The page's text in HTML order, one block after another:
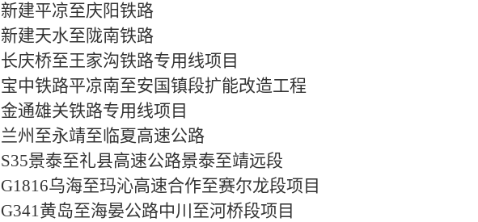
新建平凉至庆阳铁路
新建天水至陇南铁路
长庆桥至王家沟铁路专用线项目
宝中铁路平凉南至安国镇段扩能改造工程
金通雄关铁路专用线项目
兰州至永靖至临夏高速公路
S35景泰至礼县高速公路景泰至靖远段
G1816乌海至玛沁高速合作至赛尔龙段项目
G341黄岛至海晏公路中川至河桥段项目